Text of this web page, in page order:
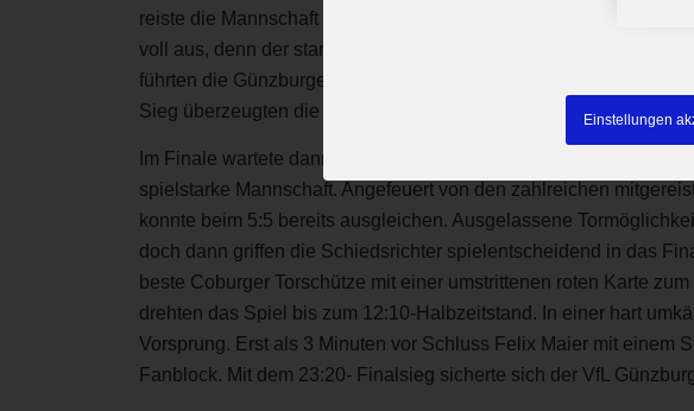
Einstellungen
reiste die Mannschaft bereits am Vortag in ein Schullandheim in
voll aus, denn der stark eingeschätzte Meister Mittelfrankens,
führten die Günzburger mit 20:9 und konnten es sich dann
Sieg überzeugten die Günzburger durch eine tolle
Im Finale wartete dann mit dem Lokalmatador HSC 2000
spielstarke Mannschaft. Angefeuert von den zahlreichen
konnte beim 5:5 bereits ausgleichen. Ausgelassene
doch dann griffen die Schiedsrichter spielentscheidend in das
beste Coburger Torschütze mit einer umstrittenen roten Karte
drehten das Spiel bis zum 12:10-Halbzeitstand. In einer hart
Vorsprung. Erst als 3 Minuten vor Schluss Felix Maier mit einem
Fanblock. Mit dem 23:20- Finalsieg sicherte sich der VfL